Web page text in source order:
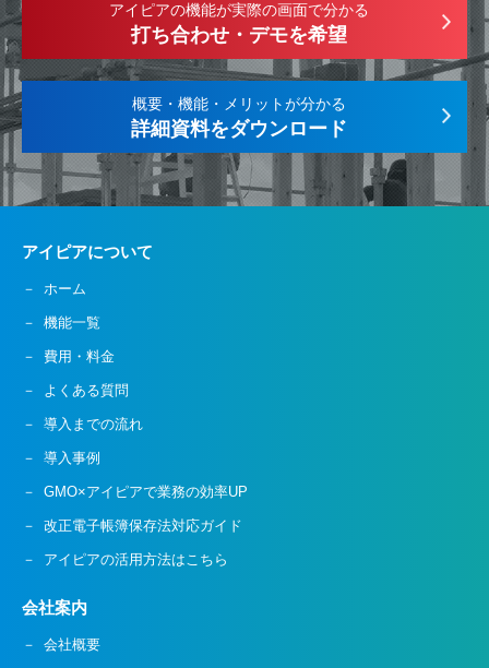
アイピアの機能が実際の画面で分かる
打ち合わせ・デモを希望
概要・機能・メリットが分かる
詳細資料をダウンロード
アイピアについて
ホーム
機能一覧
費用・料金
よくある質問
導入までの流れ
導入事例
GMO×アイピアで業務の効率UP
改正電子帳簿保存法対応ガイド
アイピアの活用方法はこちら
会社案内
会社概要